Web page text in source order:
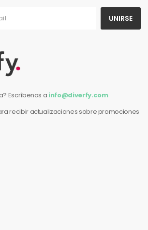
UNIRSE
Escríbenos a info@diverfy.com
recibir actualizaciones sobre promociones